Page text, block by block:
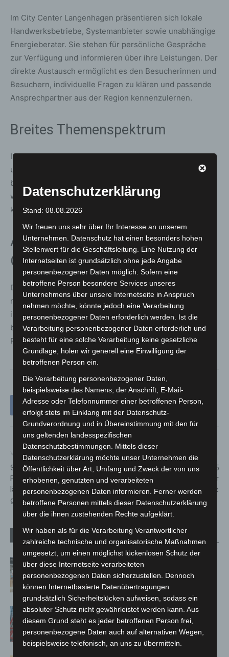
Im City Center Langenhagen präsentieren sich lokale
Handwerksbetriebe, Systemanbieter sowie unabhängige
Energieberater. Sie stehen für persönliche Gespräche
zur Verfügung und informieren über ihre Leistungen. Der
direkte Austausch ermöglicht es den Besucherinnen und
Besuchern, individuelle Fragen zu klären und passende
Ansprechpartner aus der Region kennenzulernen.
Breites Themenspektrum
Inhaltlich reicht das Angebot von Dämmung, Sanierung
und Renovierung über Wärmepumpen und Solarenergie
bis hin zu aktuellen Förderprogrammen. Vorgestellt wird,
wie sich energetische Maßnahmen sinnvoll planen,
kombinieren und finanzieren lassen.
Austausch und Information im
City Center
Die Veranstaltung richtet sich an alle, die sich über
moderne Energielösungen und Sanierungsmöglichkeiten
informieren möchten. Das City Center Langenhagen
bietet dafür einen zentralen und leicht erreichbaren
Rahmen zum Informieren, Nachfragen und Austauschen.
Vorheriger Artikel
Sicher im Alltag:
Präventionsrat Langenhagen
lädt zu Mitmach-Vortrag
gegen Betrug ein
Nächster Artikel
Zimmerbrand in Elze: 65
Feuerwehrkräfte in der
Wedemark im Einsatz
Mehr vom Autor
Kunst trifft Weingenuss: Barbara-
Susann Mehring zeigt ihre Werke im
Jacques’ Wein-Depot Isernhagen
A2: Zweite Turbobaustelle startet
zwischen Hannover-West und
Bothfeld
Datenschutzerklärung
Stand: 08.08.2026
Wir freuen uns sehr über Ihr Interesse an unserem
Unternehmen. Datenschutz hat einen besonders hohen
Stellenwert für die Geschäftsleitung. Eine Nutzung der
Internetseiten ist grundsätzlich ohne jede Angabe
personenbezogener Daten möglich. Sofern eine
betroffene Person besondere Services unseres
Unternehmens über unsere Internetseite in Anspruch
nehmen möchte, könnte jedoch eine Verarbeitung
personenbezogener Daten erforderlich werden. Ist die
Verarbeitung personenbezogener Daten erforderlich und
besteht für eine solche Verarbeitung keine gesetzliche
Grundlage, holen wir generell eine Einwilligung der
betroffenen Person ein.
Die Verarbeitung personenbezogener Daten,
beispielsweise des Namens, der Anschrift, E-Mail-
Adresse oder Telefonnummer einer betroffenen Person,
erfolgt stets im Einklang mit der Datenschutz-
Grundverordnung und in Übereinstimmung mit den für
uns geltenden landesspezifischen
Datenschutzbestimmungen. Mittels dieser
Datenschutzerklärung möchte unser Unternehmen die
Öffentlichkeit über Art, Umfang und Zweck der von uns
erhobenen, genutzten und verarbeiteten
personenbezogenen Daten informieren. Ferner werden
betroffene Personen mittels dieser Datenschutzerklärung
über die ihnen zustehenden Rechte aufgeklärt.
Wir haben als für die Verarbeitung Verantwortlicher
zahlreiche technische und organisatorische Maßnahmen
umgesetzt, um einen möglichst lückenlosen Schutz der
über diese Internetseite verarbeiteten
personenbezogenen Daten sicherzustellen. Dennoch
können Internetbasierte Datenübertragungen
grundsätzlich Sicherheitslücken aufweisen, sodass ein
absoluter Schutz nicht gewährleistet werden kann. Aus
diesem Grund steht es jeder betroffenen Person frei,
personenbezogene Daten auch auf alternativen Wegen,
beispielsweise telefonisch, an uns zu übermitteln.